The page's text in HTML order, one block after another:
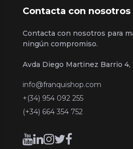
Contacta con nosotros
Contacta con nosotros para
ningún compromiso.
Avda Diego Martinez Barrio 4,
info@franquishop.com
+(34) 954 092 255
(+34) 664 354 752